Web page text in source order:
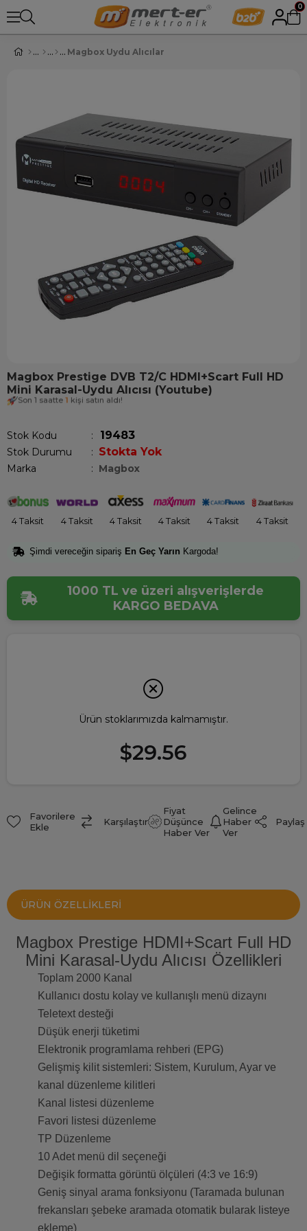
0
Magbox Uydu Alıcılar
Magbox Prestige DVB T2/C HDMI+Scart Full HD
Mini Karasal-Uydu Alıcısı (Youtube)
Son 1 saatte 1 kişi satın aldı!
Stok Kodu 19483
Stok Durumu : Stokta Yok
Marka : Magbox
4 Taksit 4 Taksit 4 Taksit 4 Taksit 4 Taksit 4 Taksit
Şimdi vereceğin sipariş En Geç Yarın Kargoda!
1000 TL ve üzeri alışverişlerde
KARGO BEDAVA
Ürün stoklarımızda kalmamıştır.
$29.56
Favorilere
Ekle
Karşılaştır
Fiyat
Düşünce
Haber Ver
Gelince
Haber
Ver
Paylaş
ÜRÜN ÖZELLIKLERI
Magbox Prestige HDMI+Scart Full HD
Mini Karasal-Uydu Alıcısı Özellikleri
Toplam 2000 Kanal
Kullanıcı dostu kolay ve kullanışlı menü dizaynı
Teletext desteği
Düşük enerji tüketimi
Elektronik programlama rehberi (EPG)
Gelişmiş kilit sistemleri: Sistem, Kurulum, Ayar ve
kanal düzenleme kilitleri
Kanal listesi düzenleme
Favori listesi düzenleme
TP Düzenleme
10 Adet menü dil seçeneği
Değişik formatta görüntü ölçüleri (4:3 ve 16:9)
Geniş sinyal arama fonksiyonu (Taramada bulunan
frekansları şebeke aramada otomatik bularak listeye
ekleme)